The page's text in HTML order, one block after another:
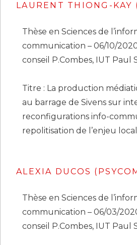
LAURENT THIONG-KAY
Thèse en Sciences de
communication – 06/10/
conseil P.Combes, IUT Paul
Titre : La production
au barrage de Sivens sur
reconfigurations info-
repolitisation de l’enjeu
ALEXIA DUCOS
Thèse en Sciences de
communication – 06/03/
conseil P.Combes, IUT Paul